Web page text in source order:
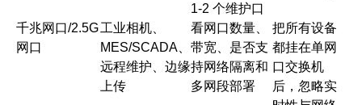
1-2 个维护口
千兆网口/2.5G
网口
工业相机、
MES/SCADA、
远程维护、边缘
上传
看网口数量、
带宽、是否支
持网络隔离和
多网段部署
把所有设备
都挂在单网
口交换机
后，忽略实